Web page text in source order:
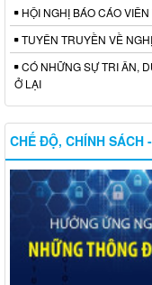
HỘI NGHỊ BÁO CÁO
TUYÊN TRUYỀN VỀ
CÓ NHỮNG SỰ TRI ÂN,
Ở LẠI
CHẾ ĐỘ, CHÍNH SÁCH